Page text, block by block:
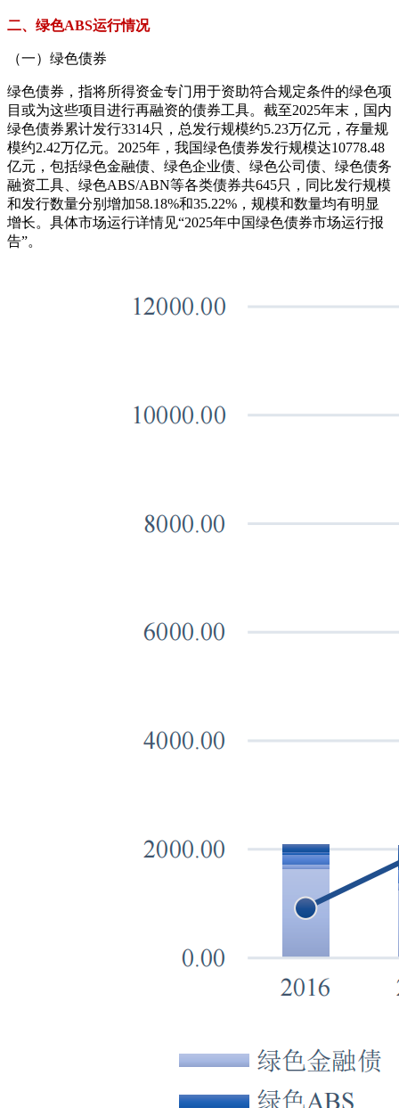
二、绿色ABS运行情况
（一）绿色债券
绿色债券，指将所得资金专门用于资助符合规定条件的绿色项
目或为这些项目进行再融资的债券工具。截至2025年末，国内
绿色债券累计发行3314只，总发行规模约5.23万亿元，存量规
模约2.42万亿元。2025年，我国绿色债券发行规模达10778.48
亿元，包括绿色金融债、绿色企业债、绿色公司债、绿色债务
融资工具、绿色ABS/ABN等各类债券共645只，同比发行规模
和发行数量分别增加58.18%和35.22%，规模和数量均有明显
增长。具体市场运行详情见“2025年中国绿色债券市场运行报
告”。